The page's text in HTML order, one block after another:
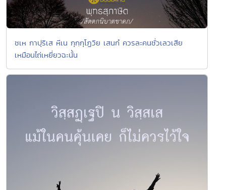
ชเห กาปุริเส หีเน กุกฺกุโฏวิย เสนกํ ควรละคนชั่วเลวเสีย
เหมือนไถ่เหยี่ยวฉะนั้น